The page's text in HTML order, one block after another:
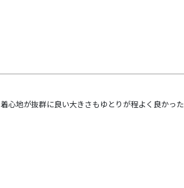
着心地が抜群に良い大きさもゆとりが程よく良かった